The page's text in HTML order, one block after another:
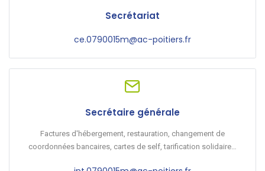
Secrétariat
ce.0790015m@ac-poitiers.fr
Secrétaire générale
Factures d'hébergement, restauration, changement de
coordonnées bancaires, cartes de self, tarification solidaire…